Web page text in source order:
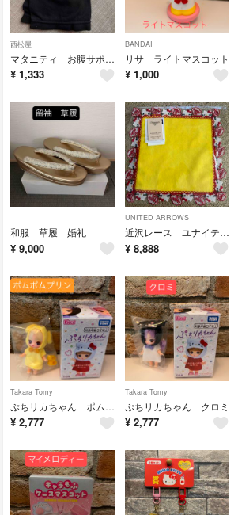
西松屋
マタニティ お腹サポート3分丈スパッツ
¥ 1,333
BANDAI
リサ ライトマスコット
¥ 1,000
和服 草履 婚礼
¥ 9,000
UNITED ARROWS
近沢レース ユナイテッドアローズ✖️Hello Kitty
¥ 8,888
Takara Tomy
ぷちリカちゃん ポムポムプリン
¥ 2,777
Takara Tomy
ぷちリカちゃん クロミ
¥ 2,777